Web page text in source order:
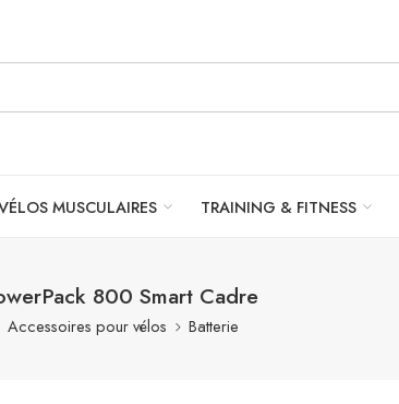
MUSCULAIRES TRAINING & FITNESS
800 Smart Cadre
Accessoires pour vélos Batterie